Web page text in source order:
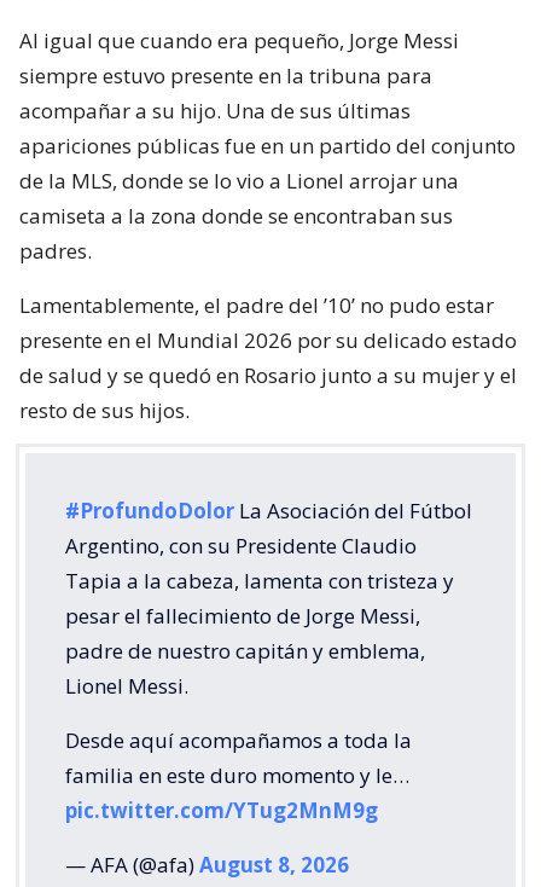
Al igual que cuando era pequeño, Jorge Messi
siempre estuvo presente en la tribuna para
acompañar a su hijo. Una de sus últimas
apariciones públicas fue en un partido del conjunto
de la MLS, donde se lo vio a Lionel arrojar una
camiseta a la zona donde se encontraban sus
padres.
Lamentablemente, el padre del ’10’ no pudo estar
presente en el Mundial 2026 por su delicado estado
de salud y se quedó en Rosario junto a su mujer y el
resto de sus hijos.
#ProfundoDolor La Asociación del Fútbol
Argentino, con su Presidente Claudio
Tapia a la cabeza, lamenta con tristeza y
pesar el fallecimiento de Jorge Messi,
padre de nuestro capitán y emblema,
Lionel Messi.
Desde aquí acompañamos a toda la
familia en este duro momento y le…
pic.twitter.com/YTug2MnM9g
— AFA (@afa)August 8, 2026